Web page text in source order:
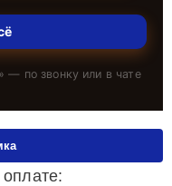
» — по звонку или в чате